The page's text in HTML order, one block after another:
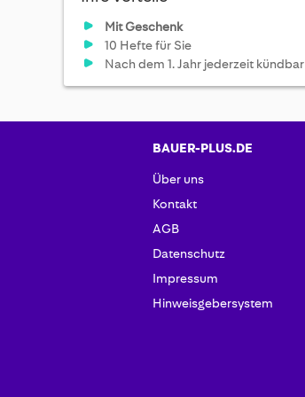
Mit Geschenk
10 Hefte für Sie
Nach dem 1. Jahr jederzeit kündbar
BAUER-PLUS.DE
Über uns
Kontakt
AGB
Datenschutz
Impressum
Hinweisgebersystem